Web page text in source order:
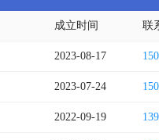
成立时间 联
2023-08-17
2023-07-24
2022-09-19